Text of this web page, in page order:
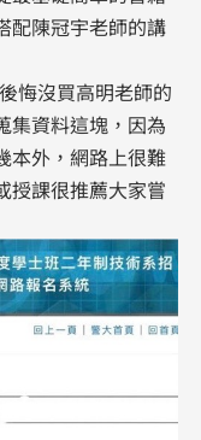
配陳冠宇老師的講
悔沒買高明老師的
集資料這塊，因為
本外，網路上很難
授課很推薦大家嘗